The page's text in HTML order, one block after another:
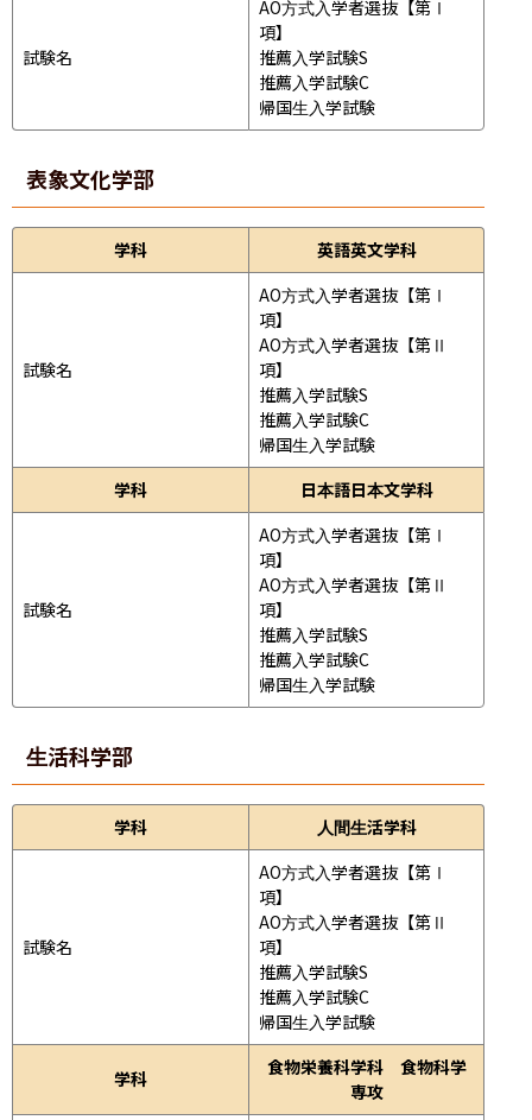
試験名
AO方式入学者選抜【第Ⅰ
項】
推薦入学試験S
推薦入学試験C
帰国生入学試験
表象文化学部
学科 英語英文学科
試験名
AO方式入学者選抜【第Ⅰ
項】
AO方式入学者選抜【第Ⅱ
項】
推薦入学試験S
推薦入学試験C
帰国生入学試験
学科
日本語日本文学科
試験名
AO方式入学者選抜【第Ⅰ
項】
AO方式入学者選抜【第Ⅱ
項】
推薦入学試験S
推薦入学試験C
帰国生入学試験
生活科学部
学科 人間生活学科
試験名
AO方式入学者選抜【第Ⅰ
項】
AO方式入学者選抜【第Ⅱ
項】
推薦入学試験S
推薦入学試験C
帰国生入学試験
学科
食物栄養科学科 食物科学
専攻